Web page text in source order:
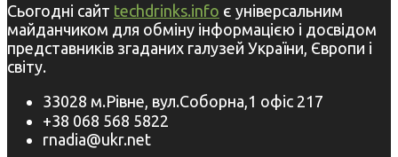
Сьогодні сайт techdrinks.info є універсальним
майданчиком для обміну інформацією і досвідом
представників згаданих галузей України, Європи і
світу.
33028 м.Рівне, вул.Соборна,1 офіс 217
+38 068 568 5822
rnadia@ukr.net